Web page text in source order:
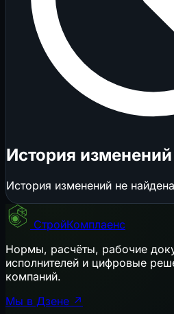
История изменений
История изменений не найдена
СтройКомплаенс
Нормы, расчёты, рабочие
исполнителей и цифровые
компаний.
Мы в Дзене ↗